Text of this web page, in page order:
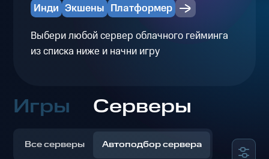
Инди Экшены Платформер
Выбери любой сервер облачного гейминга
из списка ниже и начни игру
Игры Серверы
Все серверы Автоподбор сервера